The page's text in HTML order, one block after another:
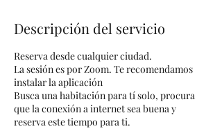
Descripción del servicio
Reserva desde cualquier ciudad.
La sesión es por Zoom. Te recomendamos
instalar la aplicación
Busca una habitación para tí solo, procura
que la conexión a internet sea buena y
reserva este tiempo para ti.